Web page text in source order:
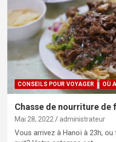
CONSEILS POUR VOYAGER OÙ
Chasse de nourriture de
Mai 28, 2022 administrateur
Vous arrivez à Hanoï à 23h,